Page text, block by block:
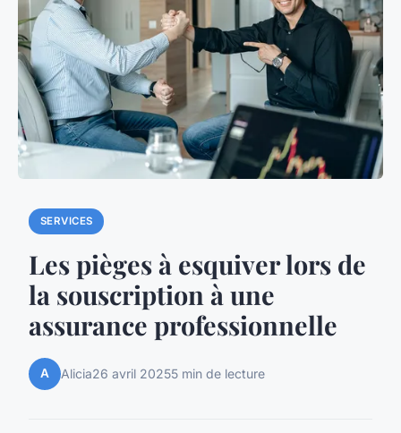
SERVICES
Les pièges à esquiver lors de
la souscription à une
assurance professionnelle
A Alicia26 avril 20255 min de lecture